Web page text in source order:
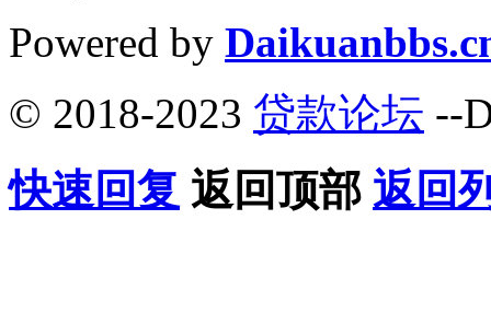
Powered by
© 2018-2023 贷款论坛 --
快速回复 返回顶部 返回